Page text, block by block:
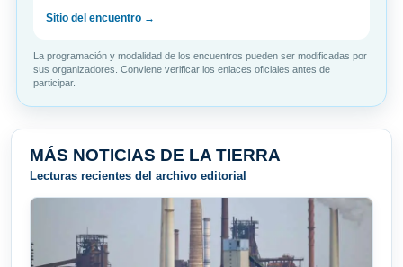
Sitio del encuentro →
La programación y modalidad de los encuentros pueden ser modificadas por
sus organizadores. Conviene verificar los enlaces oficiales antes de
participar.
MÁS NOTICIAS DE LA TIERRA
Lecturas recientes del archivo editorial